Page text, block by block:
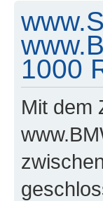
1000
Mit dem